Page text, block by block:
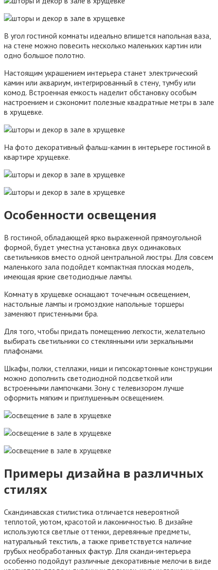
В угол гостиной комнаты идеально впишется напольная ваза,
на стене можно повесить несколько маленьких картин или
одно большое полотно.
Настоящим украшением интерьера станет электрический
камин или аквариум, интегрированный в стену, тумбу или
комод. Встроенная емкость наделит обстановку особым
настроением и сэкономит полезные квадратные метры в зале
в хрущевке.
На фото декоративный фальш-камин в интерьере гостиной в
квартире хрущевке.
Особенности освещения
В гостиной, обладающей ярко выраженной прямоугольной
формой, будет уместна установка двух одинаковых
светильников вместо одной центральной люстры. Для совсем
маленького зала подойдет компактная плоская модель,
имеющая яркие светодиодные лампы.
Комнату в хрущевке оснащают точечным освещением,
настольные лампы и громоздкие напольные торшеры
заменяют пристенными бра.
Для того, чтобы придать помещению легкости, желательно
выбирать светильники со стеклянными или зеркальными
плафонами.
Шкафы, полки, стеллажи, ниши и гипсокартонные конструкции
можно дополнить светодиодной подсветкой или
встроенными лампочками. Зону с телевизором лучше
оформить мягким и приглушенным освещением.
Примеры дизайна в различных
стилях
Скандинавская стилистика отличается невероятной
теплотой, уютом, красотой и лаконичностью. В дизайне
используются светлые оттенки, деревянные предметы,
натуральный текстиль, а также приветствуется наличие
грубых необработанных фактур. Для сканди-интерьера
особенно подойдут различные декоративные мелочи в виде